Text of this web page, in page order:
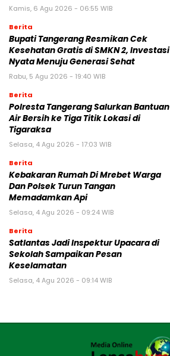
Kamis, 6 Agu 2026 - 06:55 WIB
Berita
‎Bupati Tangerang Resmikan Cek
Kesehatan Gratis di SMKN 2, Investasi
Nyata Menuju Generasi Sehat
Rabu, 5 Agu 2026 - 19:40 WIB
Berita
Polresta Tangerang Salurkan Bantuan
Air Bersih ke Tiga Titik Lokasi di
Tigaraksa
Selasa, 4 Agu 2026 - 17:03 WIB
Berita
Kebakaran Rumah Di Mrebet Warga
Dan Polsek Turun Tangan
Memadamkan Api
Selasa, 4 Agu 2026 - 09:24 WIB
Berita
Satlantas Jadi Inspektur Upacara di
Sekolah Sampaikan Pesan
Keselamatan
Selasa, 4 Agu 2026 - 09:14 WIB